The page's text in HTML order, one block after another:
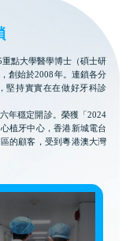
點大學醫學博士（碩士研
創始於2008年。連鎖各分
堅持實實在在做好牙科診
年穩定開診。榮獲「2024
植牙中心，香港新城電台
的顧客，受到粵港澳大灣